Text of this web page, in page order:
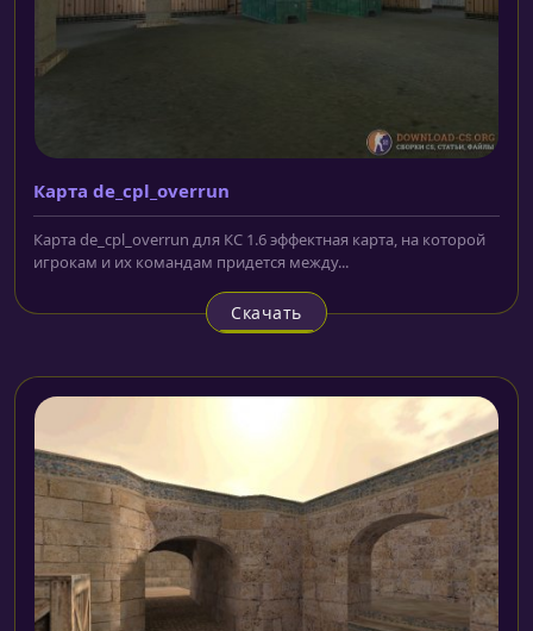
Карта de_cpl_overrun
Карта de_cpl_overrun для КС 1.6 эффектная карта, на которой
игрокам и их командам придется между...
Скачать